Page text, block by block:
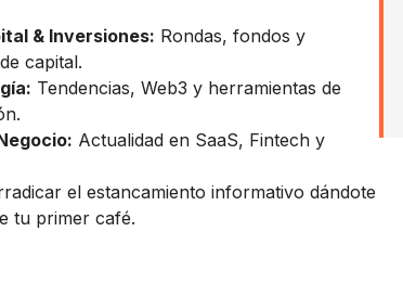
& Inversiones: Rondas, fondos y
capital.
Tendencias, Web3 y herramientas de
Actualidad en SaaS, Fintech y
el estancamiento informativo dándote
tu primer café.